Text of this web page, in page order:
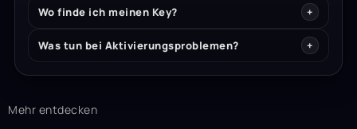
Wo finde ich meinen Key?
Was tun bei Aktivierungsproblemen?
Mehr entdecken